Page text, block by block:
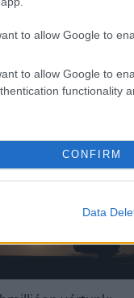
to allow Google to
to allow Google to
functionality
CONFIRM
Data